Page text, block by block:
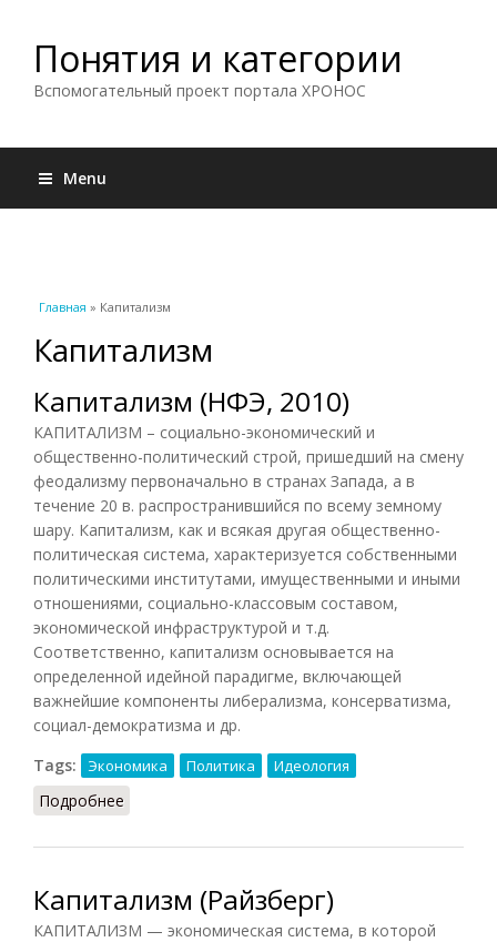
Понятия и категории
Вспомогательный проект портала ХРОНОС
Menu
Вы здесь
Главная » Капитализм
Капитализм
Капитализм (НФЭ, 2010)
КАПИТАЛИЗМ – социально-экономический и
общественно-политический строй, пришедший на смену
феодализму первоначально в странах Запада, а в
течение 20 в. распространившийся по всему земному
шару. Капитализм, как и всякая другая общественно-
политическая система, характеризуется собственными
политическими институтами, имущественными и иными
отношениями, социально-классовым составом,
экономической инфраструктурой и т.д.
Соответственно, капитализм основывается на
определенной идейной парадигме, включающей
важнейшие компоненты либерализма, консерватизма,
социал-демократизма и др.
Tags:
Экономика Политика Идеология
Подробнее
Капитализм (Райзберг)
КАПИТАЛИЗМ — экономическая система, в которой